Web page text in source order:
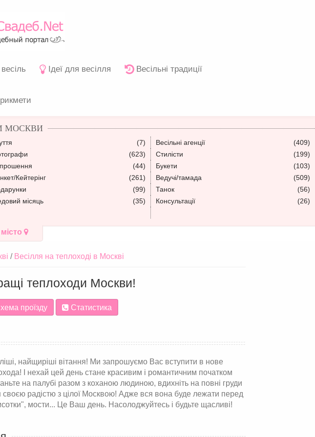
Ідеї для весілля Весільні традиції
МОСКВИ
(7) Весільні агенції
(409)
(623) Стилісти
(199)
(44) Букети
(103)
Кейтерінг (261) Ведучі/тамада
(509)
(99) Танок
(56)
місяць (35) Консультації
(26)
Весілля на теплоході в Москві
теплоходи Москви!
проїзду Статистика
найщиріші вітання! Ми запрошуємо Вас вступити в нове
І нехай цей день стане красивим і романтичним початком
на палубі разом з коханою людиною, вдихніть на повні груди
своєю радістю з цілої Москвою! Адже вся вона буде лежати перед
мости... Це Ваш день. Насолоджуйтесь і будьте щасливі!